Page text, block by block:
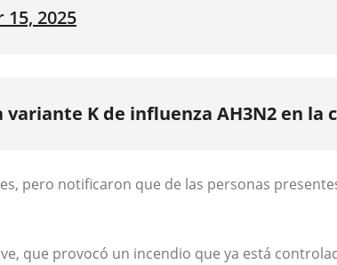
2025
K de influenza AH3N2 en la
pero notificaron que de las personas
que provocó un incendio que ya está